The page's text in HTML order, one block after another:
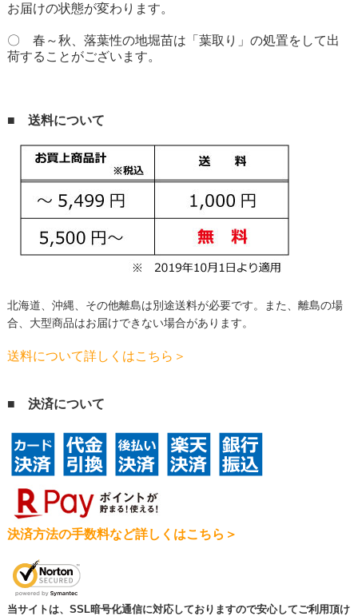
お届けの状態が変わります。
〇 春～秋、落葉性の地堀苗は「葉取り」の処置をして出
荷することがございます。
■ 送料について
北海道、沖縄、その他離島は別途送料が必要です。
また、離島の場
合、大型商品はお届けできない場合があります。
送料について詳しくはこちら＞
■ 決済について
決済方法の手数料など詳しくはこちら＞
当サイトは、SSL暗号化通信に対応しておりますので安心してご利用頂け